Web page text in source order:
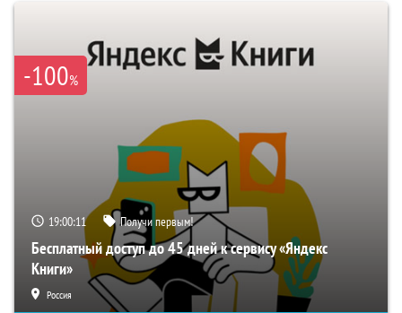
-100%
19:00:10 Получи первым!
Бесплатный доступ до 45 дней к сервису «Яндекс
Книги»
Россия